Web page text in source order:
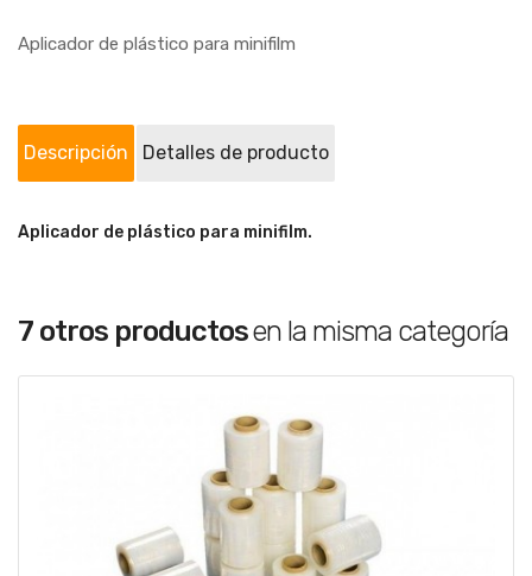
Aplicador de plástico para minifilm
Descripción Detalles de producto
Aplicador de plástico para minifilm.
7 otros productosen la misma categoría